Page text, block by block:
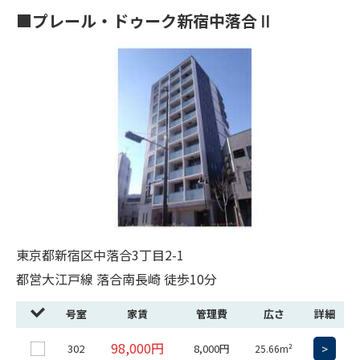
■プレール・ドゥーク新宿中落合Ⅱ
東京都新宿区中落合3丁目2-1
都営大江戸線 落合南長崎 徒歩10分
号室 家賃 管理費 広さ 詳細
302 98,000円 8,000円 25.66m² >